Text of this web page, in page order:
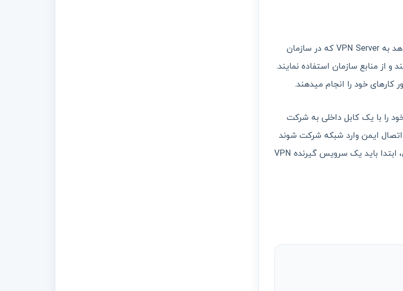
این نوع VPN با استفاده از احراز هویت به افراد اجازه می­دهد به VPN Server که در سازمان
از منابع سازمان استفاده نمایند.
را با یک کابل داخلی به شرکت
اتصال ایمن وارد شبکه شرکت شوند
و طوری رفتار کنند که انگار در دفتر نشسته اند. با این حال، ابتدا باید یک سرویس گیرنده VPN